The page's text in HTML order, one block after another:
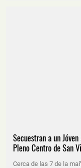
Secuestran a un
Pleno Centro de San
Cerca de las 7 de la